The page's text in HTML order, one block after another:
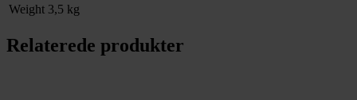
Weight 3,5 kg
Relaterede produkter